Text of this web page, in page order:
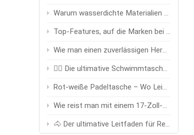
Warum wasserdichte Materialien bei Sport- und Outdoor-Taschen wichtig sind
Top-Features, auf die Marken bei Anbietern von Angeltaschen achten
Wie man einen zuverlässigen Hersteller von Trinkwesten auswählt (OEM-Leitfaden)
🏊‍♂️ Die ultimative Schwimmtasche – Entwickelt für Schwimmer, gebaut für Höchstleistungen
Rot-weiße Padeltasche – Wo Leidenschaft auf Zielstrebigkeit trifft
Wie reist man mit einem 17-Zoll-Trolley stilvoll und clever?
🐴 Der ultimative Leitfaden für Reittaschen: Die größten Ausrüstungsprobleme der Reiter mit Stil und Funktion lösen